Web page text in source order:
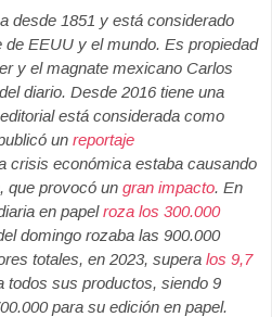
desde 1851 y está considerado
EEUU y el mundo. Es propiedad
y el magnate mexicano Carlos
diario. Desde 2016 tiene una
está considerada como
un reportaje
crisis económica estaba causando
que provocó un gran impacto. En
en papelroza los 300.000
domingo rozaba las 900.000
totales, en 2023, supera los 9,7
todos sus productos, siendo 9
para su edición en papel.